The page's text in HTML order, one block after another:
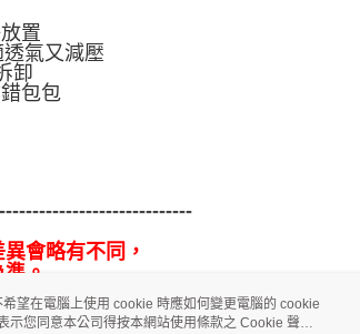
置
氣又減壓
卸
包包
會略有不同，
。
望在電腦上使用 cookie 時應如何變更電腦的 cookie
示您同意本公司得按本網站使用條款之 Cookie 聲明